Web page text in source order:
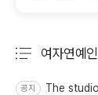
여자연예
공지 The studio